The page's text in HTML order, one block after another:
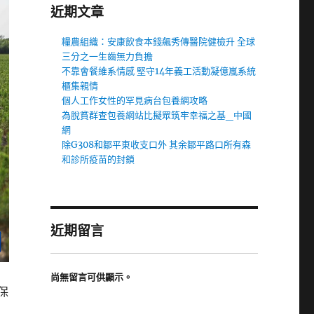
近期文章
糧農組織：安康飲食本錢飆秀傳醫院健檢升 全球
三分之一生齒無力負擔
不靠會餐維系情感 堅守14年義工活動凝億嵐系統
櫃集親情
個人工作女性的罕見病台包養網攻略
為脫貧群查包養網站比擬眾筑牢幸福之基_中國
網
除G308和鄒平東收支口外 其余鄒平路口所有森
和診所疫苗的封鎖
近期留言
尚無留言可供顯示。